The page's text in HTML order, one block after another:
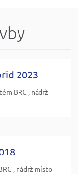
2023
BRC , nádrž
, nádrž místo